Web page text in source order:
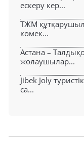
ескеру кер...
ТЖМ
көмек...
Астана –
жолаушылар...
Jibek Joly
са...